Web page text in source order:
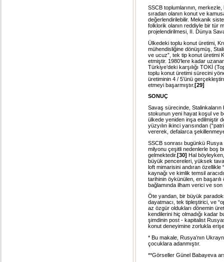
SSCB toplumlarının,
sıradan olanın konut ve
değerlendirilebilir. Mekanik
folklorik olanın reddiyle bir tür
projelendirilmesi, II. Dünya
Ülkedeki toplu konut üretimi,
mühendisliğine dönüşmüş,
ve ucuz”, tek tip konut üretimi
etmiştir. 1980’lere kadar
Türkiye’deki karşılığı TOKİ
toplu konut üretimi sürecini
üretiminin 4 / 5’ünü
etmeyi başarmıştır.[29]
SONUÇ
Savaş sürecinde, Stalinkaların
stokunun yeni hayat koşul ve
ülkede yeniden inşa edilmiştir
yüzyılın ikinci yarısından
vererek, defalarca
SSCB sonrası bugünkü
milyonu çeşitli nedenlerle boş
gelmektedir.[30] Hal
büyük pencereleri, yüksek
loft mimarisini andıran
kaynağı ve kimlik temsil
tarihinin öykünülen, en
bağlamında ilham verici ve
Öte yandan, bir büyük
dayatmacı, tek tipleştirici, ve
az özgür oldukları dönemin
kendilerini hiç olmadığı kadar
şimdinin post - kapitalist
konut deneyimine zorlukla
* Bu makale, Rusya’nın
çocuklara adanmıştır.
**Görseller Günel Babayeva